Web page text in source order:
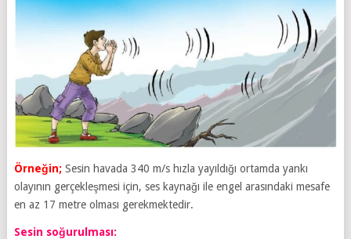
Örneğin; Sesin havada 340 m/s hızla yayıldığı ortamda yankı
olayının gerçekleşmesi için, ses kaynağı ile engel arasındaki mesafe
en az 17 metre olması gerekmektedir.
Sesin soğurulması: